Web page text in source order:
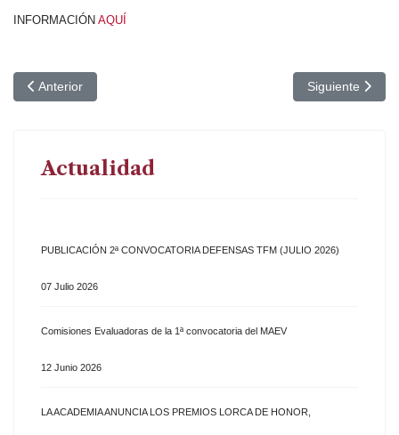
INFORMACIÓN AQUÍ
Artículo anterior: Presentación del máster y conferencia de
Anterior Artículo
Siguiente
Actualidad
PUBLICACIÓN 2ª CONVOCATORIA DEFENSAS TFM (JULIO 2026)
07 Julio 2026
Comisiones Evaluadoras de la 1ª convocatoria del MAEV
12 Junio 2026
LA ACADEMIA ANUNCIA LOS PREMIOS LORCA DE HONOR,